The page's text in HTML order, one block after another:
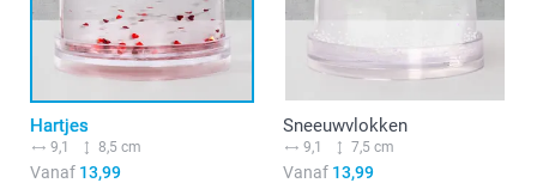
Hartjes
9,1 8,5 cm
Vanaf 13,99
Sneeuwvlokken
9,1 7,5 cm
Vanaf13,99